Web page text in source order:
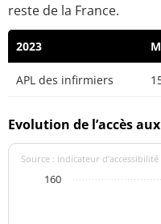
reste de la France.
2023
APL des infirmiers
Evolution de l’accès
Source : indicateur
160